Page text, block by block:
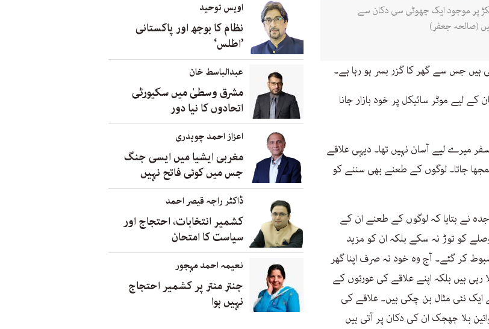
پر موجود ایک چھوٹی سی دکان سے
(صالحہ جعفر)
لیے موٹر سائیکل پر خود بازار جانا
میرے لیے آسان نہیں تھا۔ دیہی علاقے
جاتا۔ لوگوں کے طعنے بھی سننے کو
نے بتایا کہ لوگوں کے طعنے ان کے
کو توڑ نہ سکے بلکہ ان کو مزید
کر گئے۔ آج وہ خود نہ صرف اپنا گھر
رہی ہیں بلکہ اپنے علاقے کی عورتوں کے
ایک نئی مثال بن چکی ہیں۔ علاقے کی
بلا جھجک ان کی دکان پر آتی ہیں
اویس توحید
نظام کا بوجھ اور پاکستانی
’اطلس‘
عبدالباسط خان
مشرق وسطیٰ میں سکیورٹی
اتحادوں کا نیا دور
اعزاز احمد چوہدری
مغربی ایشیا میں ایسی جنگ
جس میں کوئی فاتح نہیں
ڈاکٹر راجہ قیصر احمد
کشمیر انتخابات، احتجاج اور
سیاست کا امتحان
نعیمہ احمد مہجور
جنتر منتر پر کشمیر احتجاج
نہیں ہوا